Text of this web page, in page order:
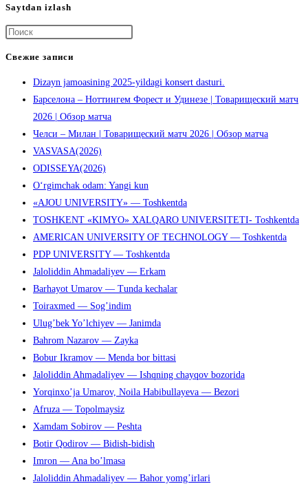
Saytdan izlash
чтобы
закрыть
поиска.
Свежие записи
Dizayn jamoasining 2025-yildagi konsert dasturi.
Барселона – Ноттингем Форест и Удинезе | Товарищеский матч
2026 | Обзор матча
Челси – Милан | Товарищеский матч 2026 | Обзор матча
VASVASA(2026)
ODISSEYA(2026)
O‘rgimchak odam: Yangi kun
«AJOU UNIVERSITY» — Toshkentda
TOSHKENT «KIMYO» XALQARO UNIVERSITETI- Toshkentda
AMERICAN UNIVERSITY OF TECHNOLOGY — Toshkentda
PDP UNIVERSITY — Toshkentda
Jaloliddin Ahmadaliyev — Erkam
Barhayot Umarov — Tunda kechalar
Toiraxmed — Sog’indim
Ulug’bek Yo’lchiyev — Janimda
Bahrom Nazarov — Zayka
Bobur Ikramov — Menda bor bittasi
Jaloliddin Ahmadaliyev — Ishqning chayqov bozorida
Yorqinxo’ja Umarov, Noila Habibullayeva — Bezori
Afruza — Topolmaysiz
Xamdam Sobirov — Peshta
Botir Qodirov — Bidish-bidish
Imron — Ana bo’lmasa
Jaloliddin Ahmadaliyev — Bahor yomg’irlari